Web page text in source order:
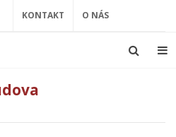
KONTAKT O NÁS